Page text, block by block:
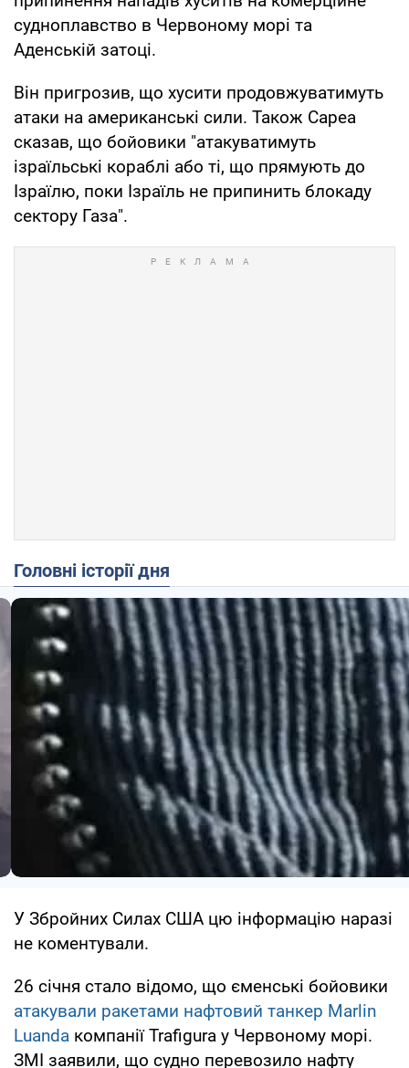
судноплавство в Червоному морі та
Аденській затоці.
Він пригрозив, що хусити продовжуватимуть
атаки на американські сили. Також Сареа
сказав, що бойовики "атакуватимуть
ізраїльські кораблі або ті, що прямують до
Ізраїлю, поки Ізраїль не припинить блокаду
сектору Газа".
Головні історії дня
У Збройних Силах США цю інформацію наразі
не коментували.
26 січня стало відомо, що єменські бойовики
атакували ракетами нафтовий танкер Marlin
Luanda компанії Trafigura у Червоному морі.
ЗМІ заявили, що судно перевозило нафту